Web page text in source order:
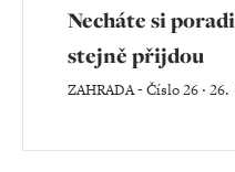
Necháte si
stejně přijdou
ZAHRADA-Číslo 26 ‧ 26.